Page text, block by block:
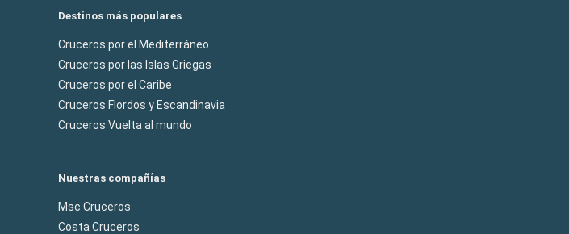
Destinos más populares
Cruceros por el Mediterráneo
Cruceros por las Islas Griegas
Cruceros por el Caribe
Cruceros Flordos y Escandinavia
Cruceros Vuelta al mundo
Nuestras compañías
Msc Cruceros
Costa Cruceros